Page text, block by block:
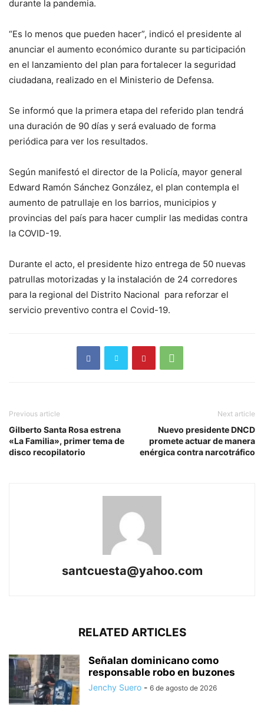
durante la pandemia.
“Es lo menos que pueden hacer”, indicó el presidente al
anunciar el aumento económico durante su participación
en el lanzamiento del plan para fortalecer la seguridad
ciudadana, realizado en el Ministerio de Defensa.
Se informó que la primera etapa del referido plan tendrá
una duración de 90 días y será evaluado de forma
periódica para ver los resultados.
Según manifestó el director de la Policía, mayor general
Edward Ramón Sánchez González, el plan contempla el
aumento de patrullaje en los barrios, municipios y
provincias del país para hacer cumplir las medidas contra
la COVID-19.
Durante el acto, el presidente hizo entrega de 50 nuevas
patrullas motorizadas y la instalación de 24 corredores
para la regional del Distrito Nacional para reforzar el
servicio preventivo contra el Covid-19.
Previous article
Gilberto Santa Rosa estrena
«La Familia», primer tema de
disco recopilatorio
Next article
Nuevo presidente DNCD
promete actuar de manera
enérgica contra narcotráfico
santcuesta@yahoo.com
RELATED ARTICLES
Señalan dominicano como
responsable robo en buzones
Jenchy Suero - 6 de agosto de 2026